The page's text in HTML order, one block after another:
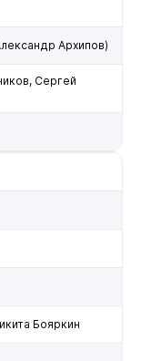
Архипов)
Сергей
Бояркин